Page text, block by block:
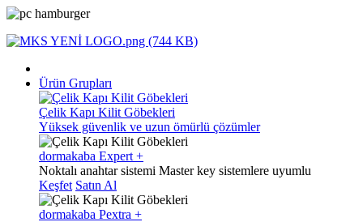
Ürün Grupları
Çelik Kapı Kilit Göbekleri
Yüksek güvenlik ve uzun ömürlü çözümler
dormakaba Expert +
Noktalı anahtar sistemi Master key sistemlere uyumlu
Keşfet Satın Al
dormakaba Pextra +